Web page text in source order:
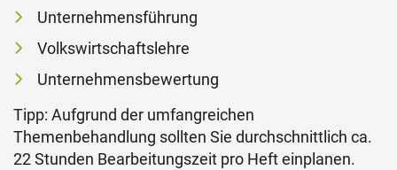
Unternehmensführung
Volkswirtschaftslehre
Unternehmensbewertung
Tipp: Aufgrund der umfangreichen
Themenbehandlung sollten Sie durchschnittlich ca.
22 Stunden Bearbeitungszeit pro Heft einplanen.